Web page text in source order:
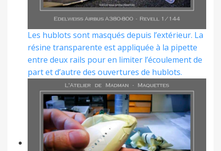
Les hublots sont masqués depuis l’extérieur. La
résine transparente est appliquée à la pipette
entre deux rails pour en limiter l’écoulement de
part et d’autre des ouvertures de hublots.